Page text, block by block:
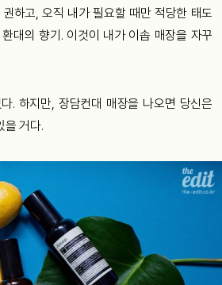
하고, 오직 내가 필요할 때만 적당한 태도
대의 향기. 이것이 내가 이솝 매장을 자꾸
. 하지만, 장담컨대 매장을 나오면 당신은
을 거다.